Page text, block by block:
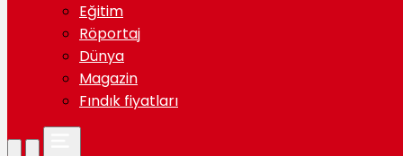
Eğitim
Röportaj
Dünya
Magazin
Fındık fiyatları